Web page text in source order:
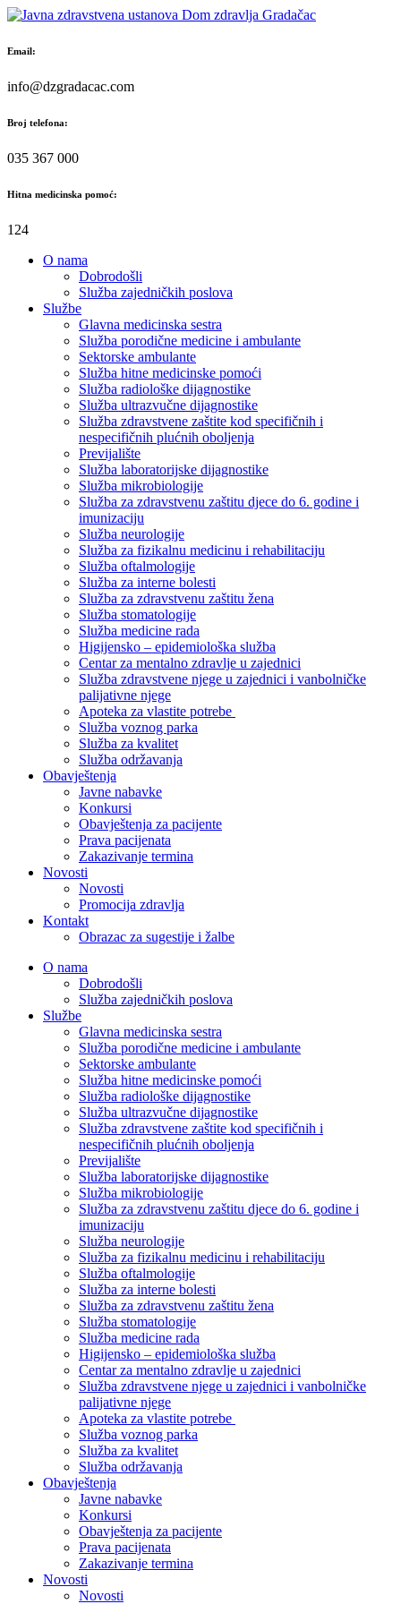
Skip
content
Email:
info@dzgradacac.com
Broj telefona:
035 367 000
Hitna medicinska pomoć:
124
O nama
Dobrodošli
Služba zajedničkih poslova
Službe
Glavna medicinska sestra
Služba porodične medicine i ambulante
Sektorske ambulante
Služba hitne medicinske pomoći
Služba radiološke dijagnostike
Služba ultrazvučne dijagnostike
Služba zdravstvene zaštite kod specifičnih i
nespecifičnih plućnih oboljenja
Previjalište
Služba laboratorijske dijagnostike
Služba mikrobiologije
Služba za zdravstvenu zaštitu djece do 6. godine i
imunizaciju
Služba neurologije
Služba za fizikalnu medicinu i rehabilitaciju
Služba oftalmologije
Služba za interne bolesti
Služba za zdravstvenu zaštitu žena
Služba stomatologije
Služba medicine rada
Higijensko – epidemiološka služba
Centar za mentalno zdravlje u zajednici
Služba zdravstvene njege u zajednici i vanbolničke
palijativne njege
Apoteka za vlastite potrebe
Služba voznog parka
Služba za kvalitet
Služba održavanja
Obavještenja
Javne nabavke
Konkursi
Obavještenja za pacijente
Prava pacijenata
Zakazivanje termina
Novosti
Novosti
Promocija zdravlja
Kontakt
Obrazac za sugestije i žalbe
O nama
Dobrodošli
Služba zajedničkih poslova
Službe
Glavna medicinska sestra
Služba porodične medicine i ambulante
Sektorske ambulante
Služba hitne medicinske pomoći
Služba radiološke dijagnostike
Služba ultrazvučne dijagnostike
Služba zdravstvene zaštite kod specifičnih i
nespecifičnih plućnih oboljenja
Previjalište
Služba laboratorijske dijagnostike
Služba mikrobiologije
Služba za zdravstvenu zaštitu djece do 6. godine i
imunizaciju
Služba neurologije
Služba za fizikalnu medicinu i rehabilitaciju
Služba oftalmologije
Služba za interne bolesti
Služba za zdravstvenu zaštitu žena
Služba stomatologije
Služba medicine rada
Higijensko – epidemiološka služba
Centar za mentalno zdravlje u zajednici
Služba zdravstvene njege u zajednici i vanbolničke
palijativne njege
Apoteka za vlastite potrebe
Služba voznog parka
Služba za kvalitet
Služba održavanja
Obavještenja
Javne nabavke
Konkursi
Obavještenja za pacijente
Prava pacijenata
Zakazivanje termina
Novosti
Novosti